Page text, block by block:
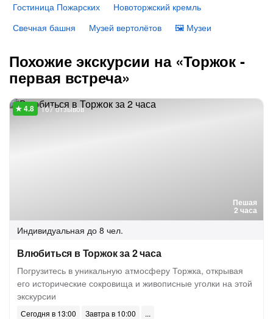
Гостиница Пожарских
Новоторжский кремль
Свечная башня
Музей вертолётов 🖼 Музеи
Похожие экскурсии на «Торжок -
первая встреча»
Пешая
2 часа
167 отзывов
Индивидуальная до 8 чел.
Влюбиться в Торжок за 2 часа
Погрузитесь в уникальную атмосферу Торжка, открывая
его исторические сокровища и живописные уголки на этой
экскурсии
Сегодня в 13:00
Завтра в 10:00